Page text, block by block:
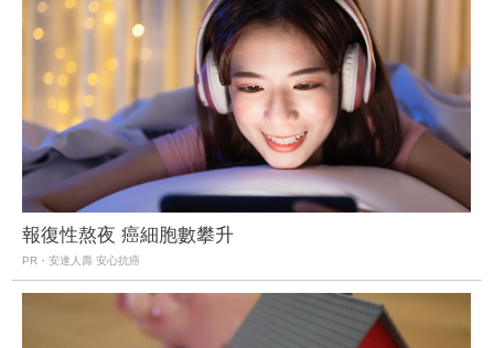
報復性熬夜 癌細胞數攀升
PR・安達人壽 安心抗癌